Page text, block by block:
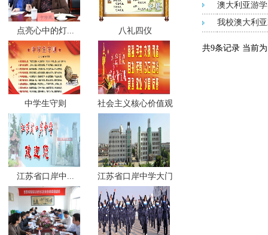
点亮心中的灯... 八礼四仪
中学生守则 社会主义核心价值观
江苏省口岸中... 江苏省口岸中学大门
澳大利亚游
我校澳大利
共9条记录 当前